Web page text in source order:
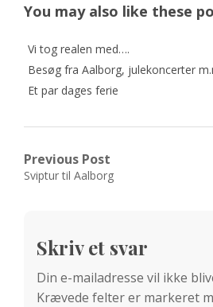
You may also like these
Vi tog realen med….
Besøg fra Aalborg, julekoncerter
Et par dages ferie
Indlægsnavigation
Previous Post
Previous
Sviptur til Aalborg
Skriv et svar
Din e-mailadresse vil ikke
Krævede felter er markeret